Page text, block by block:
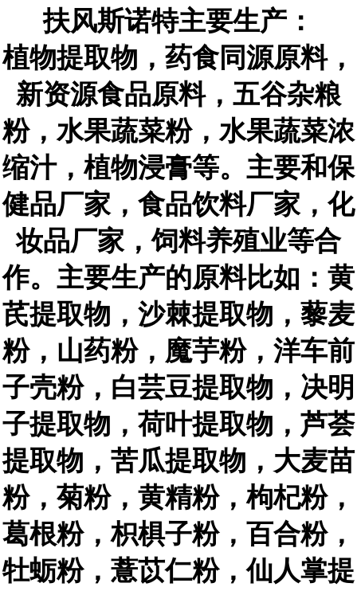
扶风斯诺特主要生产：
植物提取物，药食同源原料，
新资源食品原料，五谷杂粮
粉，水果蔬菜粉，水果蔬菜浓
缩汁，植物浸膏等。主要和保
健品厂家，食品饮料厂家，化
妆品厂家，饲料养殖业等合
作。主要生产的原料比如：黄
芪提取物，沙棘提取物，藜麦
粉，山药粉，魔芋粉，洋车前
子壳粉，白芸豆提取物，决明
子提取物，荷叶提取物，芦荟
提取物，苦瓜提取物，大麦苗
粉，菊粉，黄精粉，枸杞粉，
葛根粉，枳椇子粉，百合粉，
牡蛎粉，薏苡仁粉，仙人掌提